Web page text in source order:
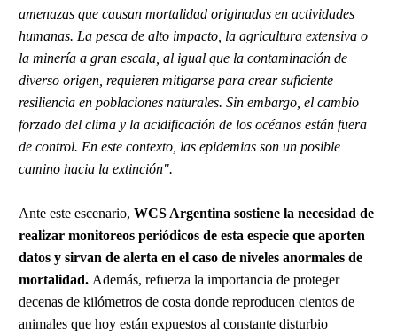
amenazas que causan mortalidad originadas en actividades
humanas. La pesca de alto impacto, la agricultura extensiva o
la minería a gran escala, al igual que la contaminación de
diverso origen, requieren mitigarse para crear suficiente
resiliencia en poblaciones naturales. Sin embargo, el cambio
forzado del clima y la acidificación de los océanos están fuera
de control. En este contexto, las epidemias son un posible
camino hacia la extinción".
Ante este escenario, WCS Argentina sostiene la necesidad de
realizar monitoreos periódicos de esta especie que aporten
datos y sirvan de alerta en el caso de niveles anormales de
mortalidad. Además, refuerza la importancia de proteger
decenas de kilómetros de costa donde reproducen cientos de
animales que hoy están expuestos al constante disturbio